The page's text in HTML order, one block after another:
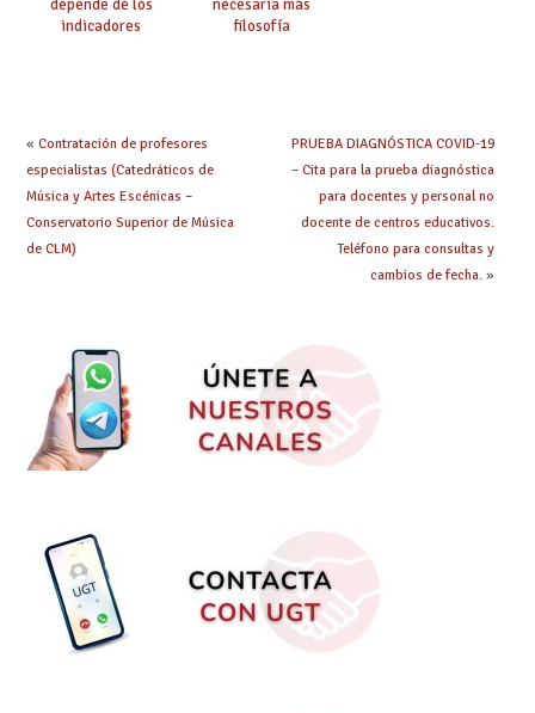
depende de los
indicadores
necesaria más
filosofía
« Contratación de profesores
especialistas (Catedráticos de
Música y Artes Escénicas –
Conservatorio Superior de Música
de CLM)
PRUEBA DIAGNÓSTICA COVID-19
– Cita para la prueba diagnóstica
para docentes y personal no
docente de centros educativos.
Teléfono para consultas y
cambios de fecha.»